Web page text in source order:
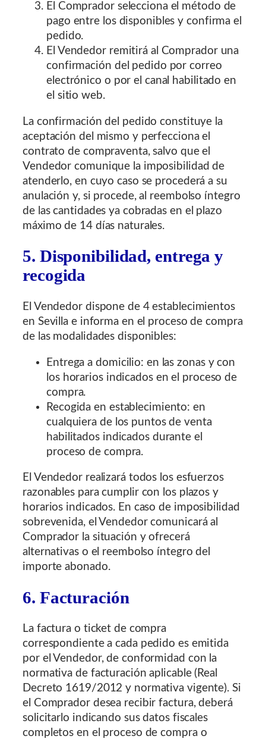
El Comprador selecciona el método de
pago entre los disponibles y confirma el
pedido.
El Vendedor remitirá al Comprador una
confirmación del pedido por correo
electrónico o por el canal habilitado en
el sitio web.
La confirmación del pedido constituye la
aceptación del mismo y perfecciona el
contrato de compraventa, salvo que el
Vendedor comunique la imposibilidad de
atenderlo, en cuyo caso se procederá a su
anulación y, si procede, al reembolso íntegro
de las cantidades ya cobradas en el plazo
máximo de 14 días naturales.
5. Disponibilidad, entrega y
recogida
El Vendedor dispone de 4 establecimientos
en Sevilla e informa en el proceso de compra
de las modalidades disponibles:
Entrega a domicilio: en las zonas y con
los horarios indicados en el proceso de
compra.
Recogida en establecimiento: en
cualquiera de los puntos de venta
habilitados indicados durante el
proceso de compra.
El Vendedor realizará todos los esfuerzos
razonables para cumplir con los plazos y
horarios indicados. En caso de imposibilidad
sobrevenida, el Vendedor comunicará al
Comprador la situación y ofrecerá
alternativas o el reembolso íntegro del
importe abonado.
6. Facturación
La factura o ticket de compra
correspondiente a cada pedido es emitida
por el Vendedor, de conformidad con la
normativa de facturación aplicable (Real
Decreto 1619/2012 y normativa vigente). Si
el Comprador desea recibir factura, deberá
solicitarlo indicando sus datos fiscales
completos en el proceso de compra o